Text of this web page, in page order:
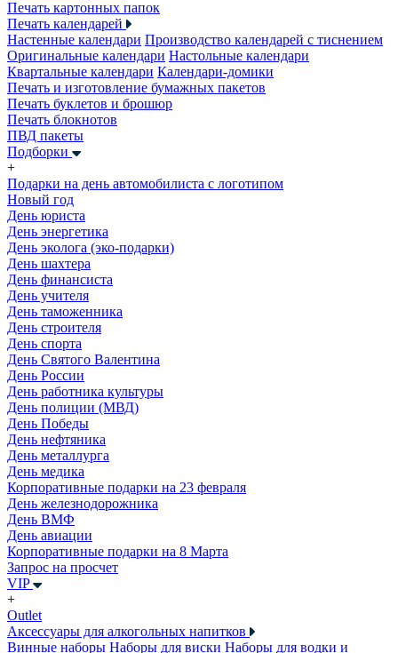
Печать картонных папок
Печать календарей
Настенные календари Производство календарей с тиснением
Оригинальные календари Настольные календари
Квартальные календари Календари-домики
Печать и изготовление бумажных пакетов
Печать буклетов и брошюр
Печать блокнотов
ПВД пакеты
Подборки
+
Подарки на день автомобилиста с логотипом
Новый год
День юриста
День энергетика
День эколога (эко-подарки)
День шахтера
День финансиста
День учителя
День таможенника
День строителя
День спорта
День Святого Валентина
День России
День работника культуры
День полиции (МВД)
День Победы
День нефтяника
День металлурга
День медика
Корпоративные подарки на 23 февраля
День железнодорожника
День ВМФ
День авиации
Корпоративные подарки на 8 Марта
Запрос на просчет
VIP
+
Outlet
Аксессуары для алкогольных напитков
Винные наборы Наборы для виски Наборы для водки и